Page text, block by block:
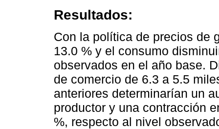
Resultados:
Con la política de precios de
13.0 % y el consumo
observados en el año base.
de comercio de 6.3 a 5.5
anteriores determinarían un
productor y una contracción
%, respecto al nivel